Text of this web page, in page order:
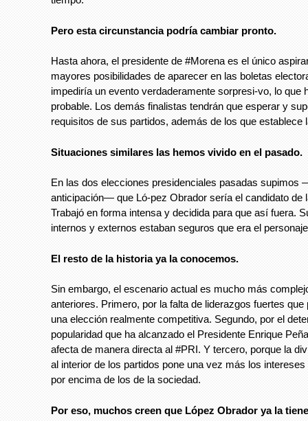
Pero esta circunstancia podría cambiar pronto.
Hasta ahora, el presidente de #Morena es el único
mayores posibilidades de aparecer en las boletas
impediría un evento verdaderamente sorpresi-vo, lo que
probable. Los demás finalistas tendrán que esperar y
requisitos de sus partidos, además de los que establece
Situaciones similares las hemos vivido en el pasado.
En las dos elecciones presidenciales pasadas supimos
anticipación— que Ló-pez Obrador sería el candidato de
Trabajó en forma intensa y decidida para que así fuera.
internos y externos estaban seguros que era el
El resto de la historia ya la conocemos.
Sin embargo, el escenario actual es mucho más
anteriores. Primero, por la falta de liderazgos fuertes que
una elección realmente competitiva. Segundo, por el
popularidad que ha alcanzado el Presidente Enrique
afecta de manera directa al #PRI. Y tercero, porque la
al interior de los partidos pone una vez más los
por encima de los de la sociedad.
Por eso, muchos creen que López Obrador ya la